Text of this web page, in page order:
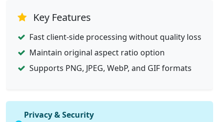
Key Features
Fast client-side processing without quality loss
Maintain original aspect ratio option
Supports PNG, JPEG, WebP, and GIF formats
Privacy & Security